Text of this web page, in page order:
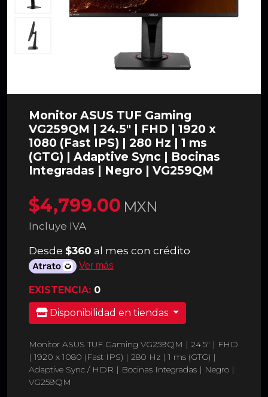
Monitor ASUS TUF Gaming
VG259QM | 24.5" | FHD | 1920 x
1080 (Fast IPS) | 280 Hz | 1 ms
(GTG) | Adaptive Sync | Bocinas
Integradas | Negro | VG259QM
$4,799.00 MXN
Incluye IVA
Desde $360 al mes con crédito
Ver más
EXISTENCIA: 0
Disponibilidad en tiendas
Monitor ASUS TUF Gaming VG259QM | 24.5" | FHD
| 1920 x 1080 (Fast IPS) | 280 Hz | 1 ms (GTG) |
Adaptive Sync / HDR | Bocinas Integradas | Negro |
VG259QM